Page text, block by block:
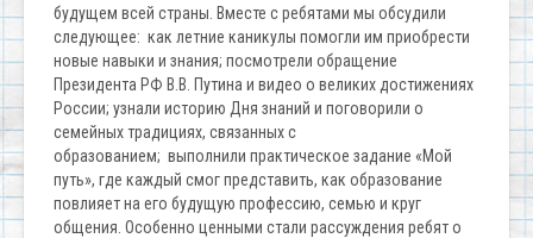
будущем всей страны. Вместе с ребятами мы обсудили
следующее: как летние каникулы помогли им приобрести
новые навыки и знания; посмотрели обращение
Президента РФ В.В. Путина и видео о великих достижениях
России; узнали историю Дня знаний и поговорили о
семейных традициях, связанных с
образованием; выполнили практическое задание «Мой
путь», где каждый смог представить, как образование
повлияет на его будущую профессию, семью и круг
общения. Особенно ценными стали рассуждения ребят о